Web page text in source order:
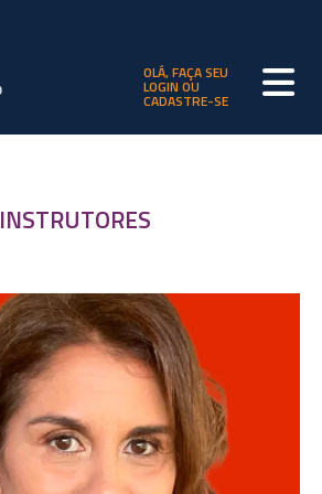
OLÁ, FAÇA SEU
LOGIN OU
CADASTRE-SE
INSTRUTORES